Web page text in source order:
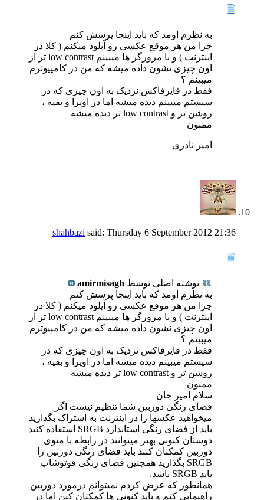
به نظرم اومد که باید اینجا پرسش کنم
چرا من هر موقع عکسی رو آپلود میکنم ( کلا در
اینترنت ) و با مرورگر ها میبینم low contrast تر از
اون چیزی نشون داده میشه که من در کامپیوترم
میبینم ؟
فقط در فایرفاکس نزدیک به اون چیزی که در
سیستم میبینم دیده میشه اما در اوپرا و بقیه ،
روشن تر و low contrast تر دیده میشه
ممنون
امیر نادری
shahbazi said: Thursday 6 September 2012 21:36
نوشته اصلی توسط amirmisagh
به نظرم اومد که باید اینجا پرسش کنم
چرا من هر موقع عکسی رو آپلود میکنم ( کلا در
اینترنت ) و با مرورگر ها میبینم low contrast تر از
اون چیزی نشون داده میشه که من در کامپیوترم
میبینم ؟
فقط در فایرفاکس نزدیک به اون چیزی که در
سیستم میبینم دیده میشه اما در اوپرا و بقیه ،
روشن تر و low contrast تر دیده میشه
ممنون
سلام امیر جان
فضای رنگی دوربین شما تنظیم نیست اگر
میخواهید عکسها را در اینترنت به اشتراک بگذارید
باید از فضای رنگی استاندارد SRGB استفاده کنید
دوستان کنونی بهتر میتوانند در رابطه با منوی
دوربین کمکتان کنند باید فضای رنگی دوربین را
SRGB بگذارید همچنین فضای رنگی فوتوشاپ
باید SRGB باشد.
همانطور که عرض کردم نمیتوانم درمورد دوربین
راهنمایی کنم و باید کنونی ها کمکتان کنن اما در